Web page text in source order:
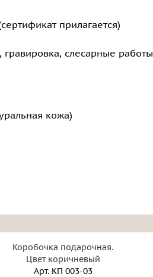
прилагается)
слесарные работы
кожа)
Коробочка подарочная.
Цвет коричневый
Арт.КП 003-03